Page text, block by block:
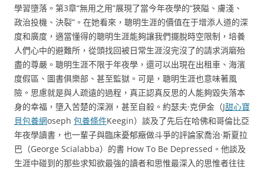
學習墮落。第3章“無用之用”展現了當今年夜學的“狹隘、膚淺、
政治投機、決裂”。在她看來，聰明生涯的價值在于增添人道的深
度和廣度，適當懂得的聰明生涯能夠讓我們擺脫時空限制，培養
人們心中的避難所，從頭找回被日常生涯沒完沒了的請求消磨殆
盡的尊嚴。聰明生涯不限于年夜學，還可以出現在出租車、海濱
度假區、圖書俱樂部、甚至監獄。可是，聰明生涯也意味著風
險。思慮就是與人疏遠的過程，真正認真反思的人能夠毀失落本
身的幸福，墮入苦楚的深淵，甚至自殺。約瑟夫·克伊金（J甜心寶
貝包養網oseph 包養條件Keegin）談及了先后在哈佛和哥倫比亞
年夜學讀書，也一輩子與臨床憂郁癥做斗爭的評論家喬治·斯夏拉
巴（George Scialabba）的書 How To Be Depressed。他談及
生涯中碰到的那些求知欲最強的讀者和思惟最深入的思惟者往往